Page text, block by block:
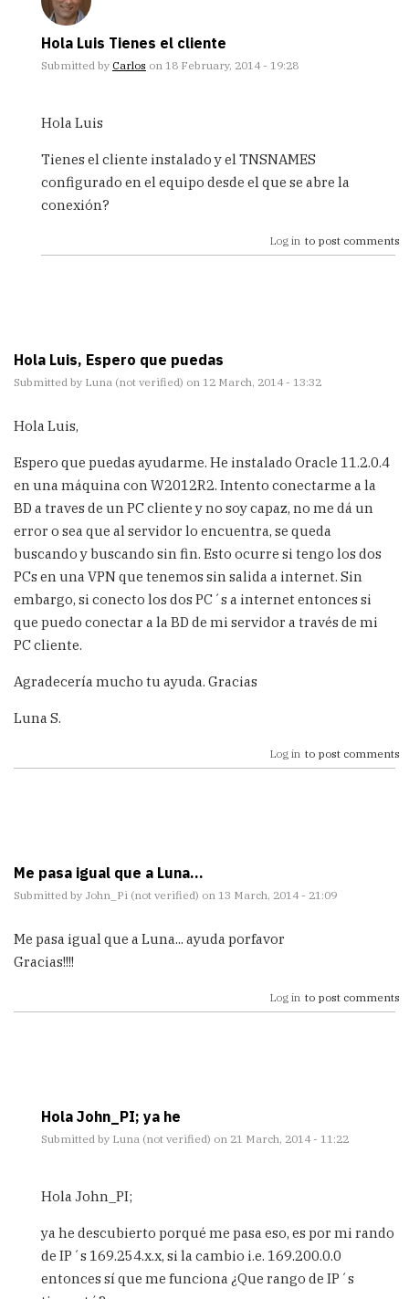
Hola Luis Tienes el cliente
Submitted by Carlos on 18 February, 2014 - 19:28
reply
Saludos
Estoy
by
Hola Luis
Tienes el cliente instalado y el TNSNAMES
configurado en el equipo desde el que se abre la
conexión?
Log in to post comments
Hola Luis, Espero que puedas
Submitted by Luna (not verified) on 12 March, 2014 - 13:32
Hola Luis,
Espero que puedas ayudarme. He instalado Oracle 11.2.0.4
en una máquina con W2012R2. Intento conectarme a la
BD a traves de un PC cliente y no soy capaz, no me dá un
error o sea que al servidor lo encuentra, se queda
buscando y buscando sin fin. Esto ocurre si tengo los dos
PCs en una VPN que tenemos sin salida a internet. Sin
embargo, si conecto los dos PC´s a internet entonces si
que puedo conectar a la BD de mi servidor a través de mi
PC cliente.
Agradecería mucho tu ayuda. Gracias
Luna S.
Log in to post comments
Me pasa igual que a Luna...
Submitted by John_Pi (not verified) on 13 March, 2014 - 21:09
Me pasa igual que a Luna... ayuda porfavor
Gracias!!!!
Log in to post comments
Hola John_PI; ya he
Submitted by Luna (not verified) on 21 March, 2014 - 11:22
reply
pasa
igual
que
Hola John_PI;
ya he descubierto porqué me pasa eso, es por mi rando
de IP´s 169.254.x.x, si la cambio i.e. 169.200.0.0
entonces sí que me funciona ¿Que rango de IP´s